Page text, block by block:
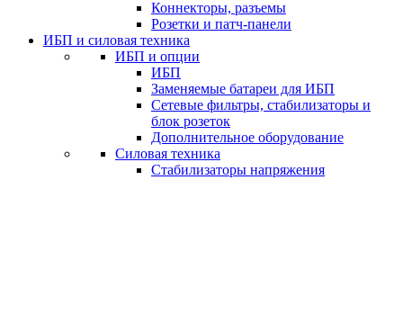
Коннекторы, разъемы
Розетки и патч-панели
ИБП и силовая техника
ИБП и опции
ИБП
Заменяемые батареи для ИБП
Сетевые фильтры, стабилизаторы и
блок розеток
Дополнительное оборудование
Силовая техника
Стабилизаторы напряжения